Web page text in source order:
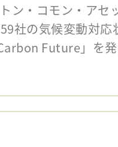
ン・コモン・アセ
社の気候変動対
Future」を